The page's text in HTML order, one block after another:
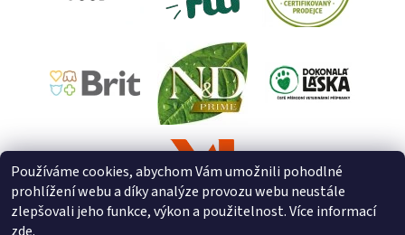
Používáme cookies, abychom Vám umožnili pohodlné
prohlížení webu a díky analýze provozu webu neustále
zlepšovali jeho funkce, výkon a použitelnost. Více informací